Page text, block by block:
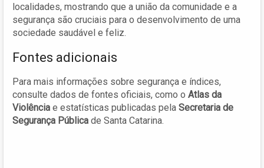
localidades, mostrando que a união da comunidade e a
segurança são cruciais para o desenvolvimento de uma
sociedade saudável e feliz.
Fontes adicionais
Para mais informações sobre segurança e índices,
consulte dados de fontes oficiais, como o Atlas da
Violência e estatísticas publicadas pela Secretaria de
Segurança Pública de Santa Catarina.